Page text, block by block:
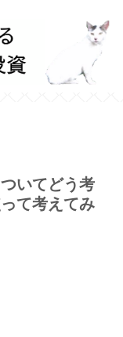
いてどう考
て考えてみ